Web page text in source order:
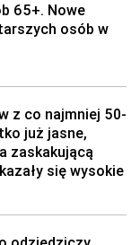
65+. Nowe
osób w
z co najmniej 50-
już jasne,
zaskakującą
się wysokie